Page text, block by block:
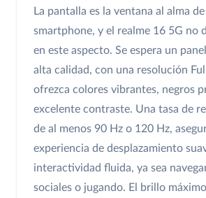
La pantalla es la ventana al alma
smartphone, y el realme 16 5G no
en este aspecto. Se espera un
alta calidad, con una resolución
ofrezca colores vibrantes, negros
excelente contraste. Una tasa de
de al menos 90 Hz o 120 Hz,
experiencia de desplazamiento
interactividad fluida, ya sea
sociales o jugando. El brillo